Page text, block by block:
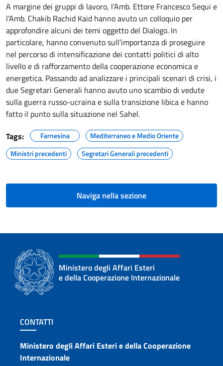
A margine dei gruppi di lavoro, l’Amb. Ettore Francesco Sequi e
l’Amb. Chakib Rachid Kaid hanno avuto un colloquio per
approfondire alcuni dei temi oggetto del Dialogo. In
particolare, hanno convenuto sull’importanza di proseguire
nel percorso di intensificazione dei contatti politici di alto
livello e di rafforzamento della cooperazione economica e
energetica. Passando ad analizzare i principali scenari di crisi, i
due Segretari Generali hanno avuto uno scambio di vedute
sulla guerra russo-ucraina e sulla transizione libica e hanno
fatto il punto sulla situazione nel Sahel.
Tags:
Farnesina
Mediterraneo e Medio Oriente
Ministri precedenti
Segretari Generali precedenti
Naviga nella sezione
Ministero degli Affari Esteri
e della Cooperazione Internazionale
Sezione footer
CONTATTI
Contatti
Ministero degli Affari Esteri e della Cooperazione
Internazionale